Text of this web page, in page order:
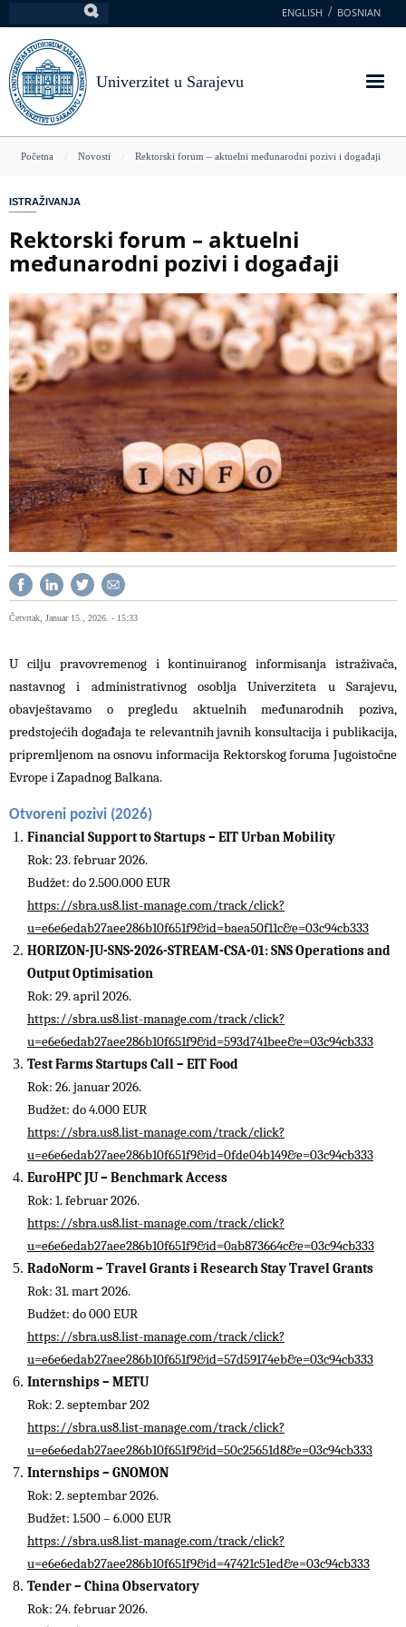
na
glavni
sadržaj
ENGLISH BOSNIAN
Univerzitet u Sarajevu
You
here
Početna Novosti Rektorski forum – aktuelni međunarodni pozivi i događaji
ISTRAŽIVANJA
Rektorski forum – aktuelni
međunarodni pozivi i događaji
Četvrtak, Januar 15., 2026. - 15:33
U cilju pravovremenog i kontinuiranog informisanja istraživača,
nastavnog i administrativnog osoblja Univerziteta u Sarajevu,
obavještavamo o pregledu aktuelnih međunarodnih poziva,
predstojećih događaja te relevantnih javnih konsultacija i publikacija,
pripremljenom na osnovu informacija Rektorskog foruma Jugoistočne
Evrope i Zapadnog Balkana.
Otvoreni pozivi (2026)
Financial Support to Startups – EIT Urban Mobility
Rok: 23. februar 2026.
Budžet: do 2.500.000 EUR
https://sbra.us8.list-manage.com/track/click?
u=e6e6edab27aee286b10f651f9&id=baea50f11c&e=03c94cb333
HORIZON-JU-SNS-2026-STREAM-CSA-01: SNS Operations and
Output Optimisation
Rok: 29. april 2026.
https://sbra.us8.list-manage.com/track/click?
u=e6e6edab27aee286b10f651f9&id=593d741bee&e=03c94cb333
Test Farms Startups Call – EIT Food
Rok: 26. januar 2026.
Budžet: do 4.000 EUR
https://sbra.us8.list-manage.com/track/click?
u=e6e6edab27aee286b10f651f9&id=0fde04b149&e=03c94cb333
EuroHPC JU – Benchmark Access
Rok: 1. februar 2026.
https://sbra.us8.list-manage.com/track/click?
u=e6e6edab27aee286b10f651f9&id=0ab873664c&e=03c94cb333
RadoNorm – Travel Grants i Research Stay Travel Grants
Rok: 31. mart 2026.
Budžet: do 000 EUR
https://sbra.us8.list-manage.com/track/click?
u=e6e6edab27aee286b10f651f9&id=57d59174eb&e=03c94cb333
Internships – METU
Rok: 2. septembar 202
https://sbra.us8.list-manage.com/track/click?
u=e6e6edab27aee286b10f651f9&id=50c25651d8&e=03c94cb333
Internships – GNOMON
Rok: 2. septembar 2026.
Budžet: 1.500 – 6.000 EUR
https://sbra.us8.list-manage.com/track/click?
u=e6e6edab27aee286b10f651f9&id=47421c51ed&e=03c94cb333
Tender – China Observatory
Rok: 24. februar 2026.